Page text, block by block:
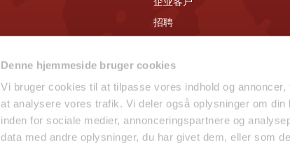
Denne hjemmeside bruger cookies
Vi bruger cookies til at tilpasse vores indhold og
at analysere vores trafik. Vi deler også oplysninger om
inden for sociale medier, annonceringspartnere og
data med andre oplysninger, du har givet dem, eller som
招聘